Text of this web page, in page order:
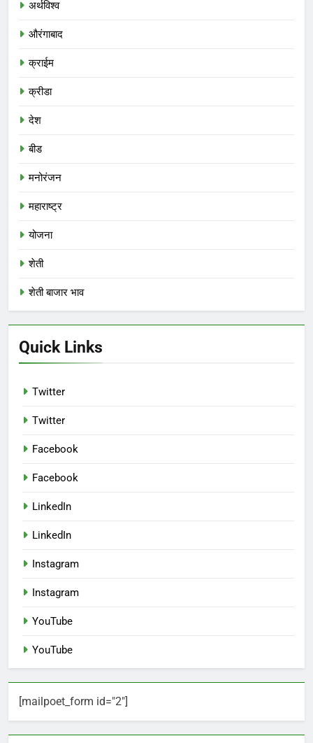
अर्थविश्व
औरंगाबाद
क्राईम
क्रीडा
देश
बीड
मनोरंजन
महाराष्ट्र
योजना
शेती
शेती बाजार भाव
Quick Links
Twitter
Twitter
Facebook
Facebook
LinkedIn
LinkedIn
Instagram
Instagram
YouTube
YouTube
[mailpoet_form id="2"]